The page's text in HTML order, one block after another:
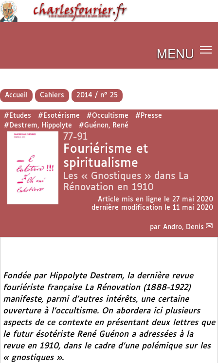
MENU
Accueil Cahiers 2014 / n° 25
#Etudes #Esotérisme #Occultisme
#Presse
#Destrem, Hippolyte
#Guénon, René
77-91
Fouriérisme et
spiritualisme
Les « Gnostiques » dans La
Rénovation en 1910
Article mis en ligne le 27 mai 2020
dernière modification le 11 mai 2020
par Andro, Denis
Fondée par Hippolyte Destrem, la dernière revue
fouriériste françaiseLa Rénovation(1888-1922)
manifeste, parmi d’autres intérêts, une certaine
ouverture à l’occultisme. On abordera ici plusieurs
aspects de ce contexte en présentant deux lettres que
le futur ésotériste René Guénon a adressées à la
revue en 1910, dans le cadre d’une polémique sur les
« gnostiques ».